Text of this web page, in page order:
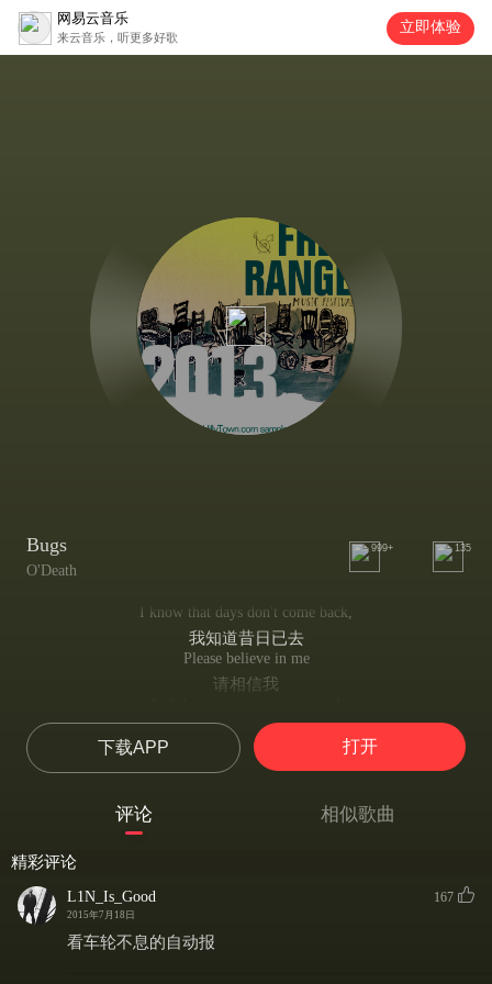
网易云音乐
来云音乐，听更多好歌
立即体验
Bugs
O'Death
999+ 135
I know that days don't come back,
我知道昔日已去
Please believe in me
请相信我
眼睛随即而红
Far as the light can see
如远处若隐若现的光亮
As the quiet dawning, Begins to sour
I've been wasting most my time
下载APP 打开
评论 相似歌曲
精彩评论
L1N_Is_Good
2015年7月18日
167
看车轮不息的自动报